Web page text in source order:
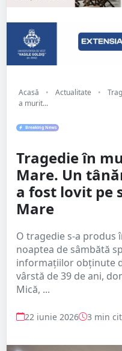
Acasă • Actualitate •
a murit...
Breaking News
Tragedie în
Mare. Un
a fost lovit pe
Mare
O tragedie s-a produs
noaptea de sâmbătă
informațiilor obținute
vârstă de 39 de ani,
Mică, ...
22 iunie 2026 3 min